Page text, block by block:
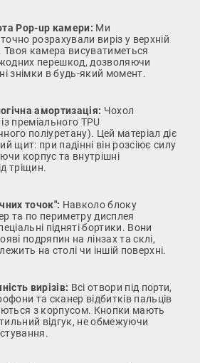
Pop-up камери: Ми
розрахували виріз у верхній
Твоя камера висуватиметься
перешкод, дозволяючи
знімки в будь-який момент.
амортизація: Чохол
преміального TPU
поліуретану). Цей матеріал діє
щит: при падінні він розсіює силу
корпус та внутрішні
тріщин.
точок": Навколо блоку
та по периметру дисплея
підняті бортики. Вони
подряпин на лінзах та склі,
на столі чи іншій поверхні.
вирізів: Всі отвори під порти,
та сканер відбитків пальців
з корпусом. Кнопки мають
відгук, не обмежуючи